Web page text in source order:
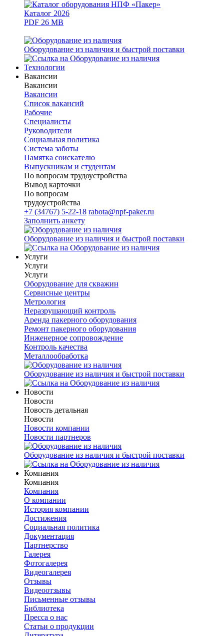
Каталог 2026
PDF 26 MB
Оборудование из наличия и быстрой поставки
Технологии
Вакансии
Вакансии
Вакансии
Список вакансий
Рабочие
Специалисты
Руководители
Cоциальная политика
Система заботы
Памятка соискателю
Выпускникам и студентам
По вопросам трудоустройства
Вывод карточки
По вопросам
трудоустройства
+7 (34767) 5-22-18 rabota@npf-paker.ru
Заполнить анкету
Оборудование из наличия и быстрой поставки
Услуги
Услуги
Услуги
Оборудование для скважин
Сервисные центры
Метрология
Неразрушающий контроль
Аренда пакерного оборудования
Ремонт пакерного оборудования
Инженерное сопровождение
Контроль качества
Металлообработка
Оборудование из наличия и быстрой поставки
Новости
Новости
Новость детальная
Новости
Новости компании
Новости партнеров
Оборудование из наличия и быстрой поставки
Компания
Компания
Компания
О компании
История компании
Достижения
Социальная политика
Документация
Партнерство
Галерея
Фотогалерея
Видеогалерея
Отзывы
Видеоотзывы
Письменные отзывы
Библиотека
Пресса о нас
Статьи о продукции